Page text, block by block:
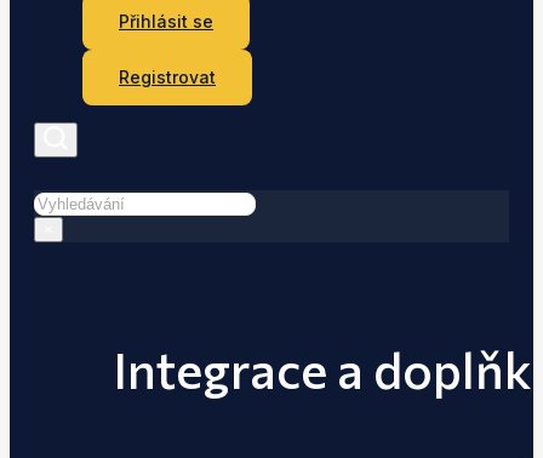
Přihlásit se
Registrovat
Hledat
Integrace a